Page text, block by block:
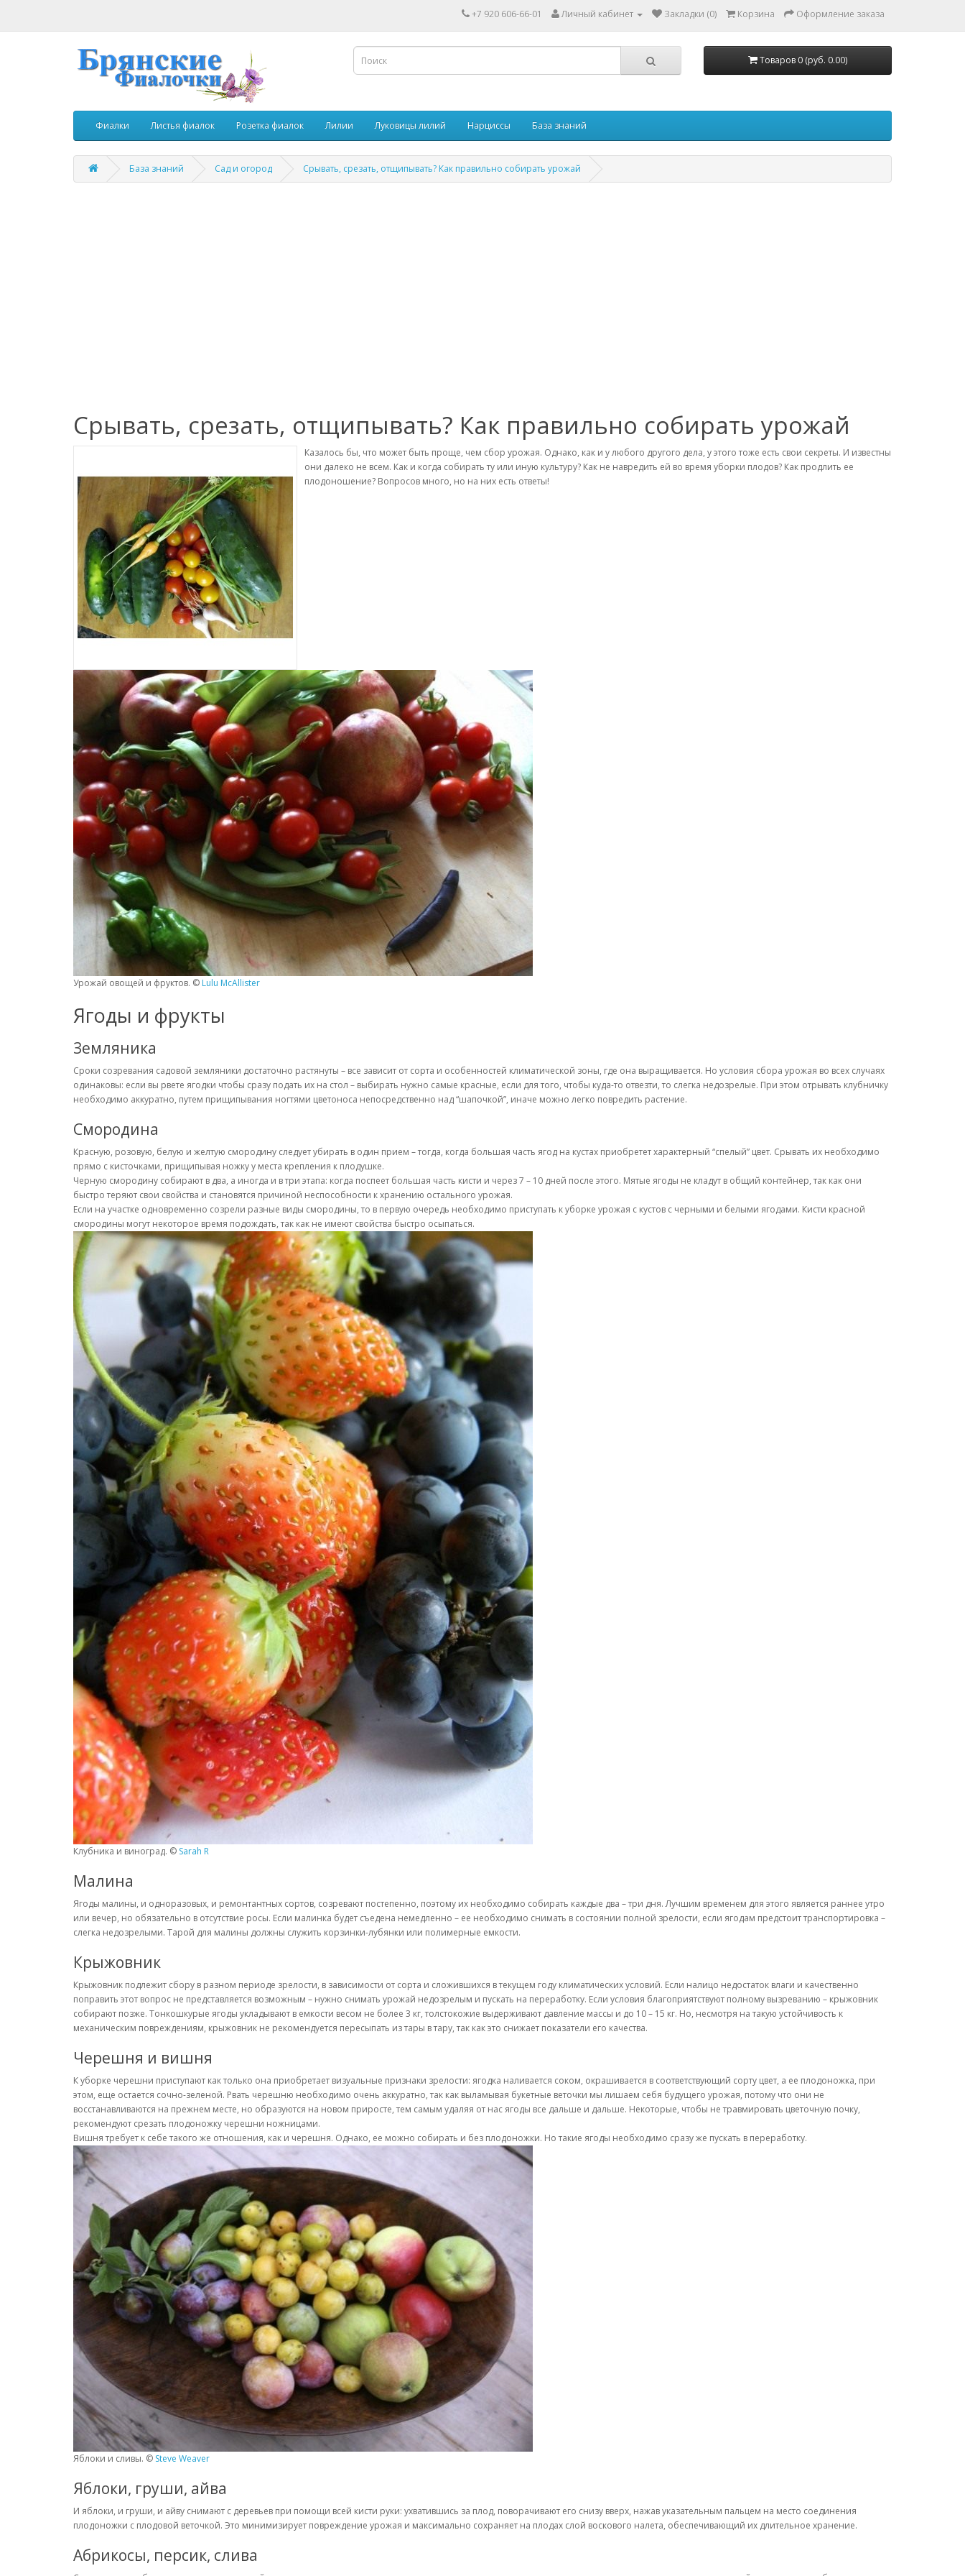
+7 920 606-66-01 Личный кабинет Закладки (0) Корзина Оформление заказа
Товаров 0 (руб. 0.00)
Фиалки Листья фиалок Розетка фиалок Лилии Луковицы лилий Нарциссы База знаний
База знаний Сад и огород Срывать, срезать, отщипывать? Как правильно собирать урожай
Срывать, срезать, отщипывать? Как правильно собирать урожай
Казалось бы, что может быть проще, чем сбор урожая. Однако, как и у любого другого дела, у этого тоже есть свои секреты. И известны
они далеко не всем. Как и когда собирать ту или иную культуру? Как не навредить ей во время уборки плодов? Как продлить ее
плодоношение? Вопросов много, но на них есть ответы!
Урожай овощей и фруктов. © Lulu McAllister
Ягоды и фрукты
Земляника
Сроки созревания садовой земляники достаточно растянуты – все зависит от сорта и особенностей климатической зоны, где она выращивается. Но условия сбора урожая во всех случаях
одинаковы: если вы рвете ягодки чтобы сразу подать их на стол – выбирать нужно самые красные, если для того, чтобы куда-то отвезти, то слегка недозрелые. При этом отрывать клубничку
необходимо аккуратно, путем прищипывания ногтями цветоноса непосредственно над “шапочкой”, иначе можно легко повредить растение.
Смородина
Красную, розовую, белую и желтую смородину следует убирать в один прием – тогда, когда большая часть ягод на кустах приобретет характерный “спелый” цвет. Срывать их необходимо
прямо с кисточками, прищипывая ножку у места крепления к плодушке.
Черную смородину собирают в два, а иногда и в три этапа: когда поспеет большая часть кисти и через 7 – 10 дней после этого. Мятые ягоды не кладут в общий контейнер, так как они
быстро теряют свои свойства и становятся причиной неспособности к хранению остального урожая.
Если на участке одновременно созрели разные виды смородины, то в первую очередь необходимо приступать к уборке урожая с кустов с черными и белыми ягодами. Кисти красной
смородины могут некоторое время подождать, так как не имеют свойства быстро осыпаться.
Клубника и виноград. © Sarah R
Малина
Ягоды малины, и одноразовых, и ремонтантных сортов, созревают постепенно, поэтому их необходимо собирать каждые два – три дня. Лучшим временем для этого является раннее утро
или вечер, но обязательно в отсутствие росы. Если малинка будет съедена немедленно – ее необходимо снимать в состоянии полной зрелости, если ягодам предстоит транспортировка –
слегка недозрелыми. Тарой для малины должны служить корзинки-лубянки или полимерные емкости.
Крыжовник
Крыжовник подлежит сбору в разном периоде зрелости, в зависимости от сорта и сложившихся в текущем году климатических условий. Если налицо недостаток влаги и качественно
поправить этот вопрос не представляется возможным – нужно снимать урожай недозрелым и пускать на переработку. Если условия благоприятствуют полному вызреванию – крыжовник
собирают позже. Тонкошкурые ягоды укладывают в емкости весом не более 3 кг, толстокожие выдерживают давление массы и до 10 – 15 кг. Но, несмотря на такую устойчивость к
механическим повреждениям, крыжовник не рекомендуется пересыпать из тары в тару, так как это снижает показатели его качества.
Черешня и вишня
К уборке черешни приступают как только она приобретает визуальные признаки зрелости: ягодка наливается соком, окрашивается в соответствующий сорту цвет, а ее плодоножка, при
этом, еще остается сочно-зеленой. Рвать черешню необходимо очень аккуратно, так как выламывая букетные веточки мы лишаем себя будущего урожая, потому что они не
восстанавливаются на прежнем месте, но образуются на новом приросте, тем самым удаляя от нас ягоды все дальше и дальше. Некоторые, чтобы не травмировать цветочную почку,
рекомендуют срезать плодоножку черешни ножницами.
Вишня требует к себе такого же отношения, как и черешня. Однако, ее можно собирать и без плодоножки. Но такие ягоды необходимо сразу же пускать в переработку.
Яблоки и сливы. © Steve Weaver
Яблоки, груши, айва
И яблоки, и груши, и айву снимают с деревьев при помощи всей кисти руки: ухватившись за плод, поворачивают его снизу вверх, нажав указательным пальцем на место соединения
плодоножки с плодовой веточкой. Это минимизирует повреждение урожая и максимально сохраняет на плодах слой воскового налета, обеспечивающий их длительное хранение.
Абрикосы, персик, слива